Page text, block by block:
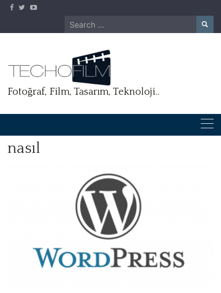
Skip
Search
for:
Fotoğraf, Film, Tasarım, Teknoloji..
nasıl